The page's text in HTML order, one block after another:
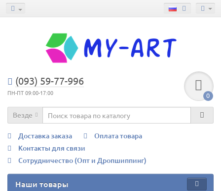
(093) 59-77-996
ПН-ПТ 09:00-17:00 0
Везде
Доставка заказа
Оплата товара
Контакты для связи
Сотрудничество (Опт и Дропшиппинг)
Наши товары